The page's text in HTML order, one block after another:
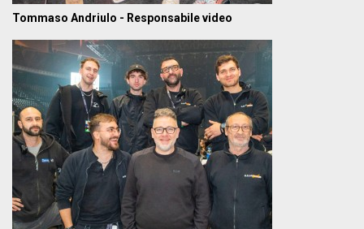
Tommaso Andriulo - Responsabile video